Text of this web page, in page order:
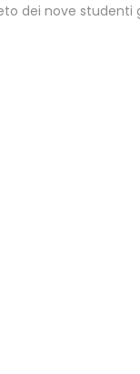
dei nove studenti